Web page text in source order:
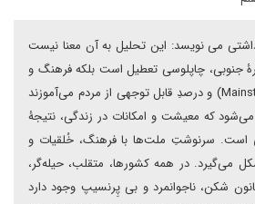
می نویسد: این تحلیل به آن معنا نیست
جنوبی، چاپلوسی تعطیل است بلکه فرهنگ و
رفتارِ مسلط نیست (Mainstream) و درصدِ قابل توجهی از مردم می‌آموزند
که معیشت و امکانات در زندگی، نتیجۀ
است. سرنوشتِ ملت‌ها با فرهنگ، خُلقیات و
می‌گیرد. در همه کشورها، متقلب، حیله‌گر،
شکن، ناجوانمرد و بی پِرنسیپ وجود دارد